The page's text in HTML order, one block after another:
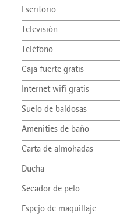
Escritorio
Televisión
Teléfono
Caja fuerte gratis
Internet wifi gratis
Suelo de baldosas
Amenities de baño
Carta de almohadas
Ducha
Secador de pelo
Espejo de maquillaje